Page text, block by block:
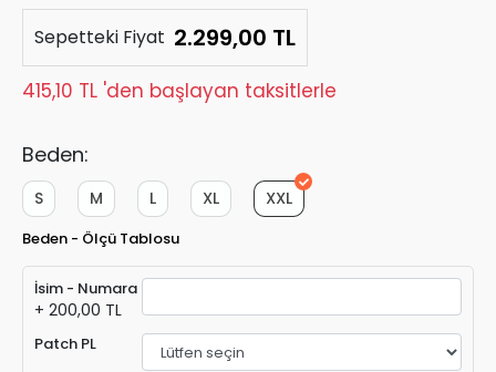
Sepetteki Fiyat 2.299,00 TL
415,10 TL 'den başlayan taksitlerle
Beden:
XXL
XL
L
M
S
Beden - Ölçü Tablosu
İsim - Numara
+ 200,00 TL
Patch PL